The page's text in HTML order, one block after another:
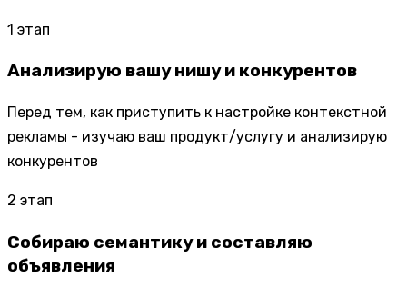
1 этап
Анализирую вашу нишу и конкурентов
Перед тем, как приступить к настройке контекстной
рекламы - изучаю ваш продукт/услугу и анализирую
конкурентов
2 этап
Собираю семантику и составляю
объявления